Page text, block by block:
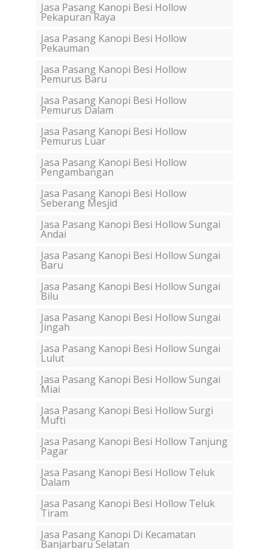
Jasa Pasang Kanopi Besi Hollow
Pekapuran Raya
Jasa Pasang Kanopi Besi Hollow
Pekauman
Jasa Pasang Kanopi Besi Hollow
Pemurus Baru
Jasa Pasang Kanopi Besi Hollow
Pemurus Dalam
Jasa Pasang Kanopi Besi Hollow
Pemurus Luar
Jasa Pasang Kanopi Besi Hollow
Pengambangan
Jasa Pasang Kanopi Besi Hollow
Seberang Mesjid
Jasa Pasang Kanopi Besi Hollow Sungai
Andai
Jasa Pasang Kanopi Besi Hollow Sungai
Baru
Jasa Pasang Kanopi Besi Hollow Sungai
Bilu
Jasa Pasang Kanopi Besi Hollow Sungai
Jingah
Jasa Pasang Kanopi Besi Hollow Sungai
Lulut
Jasa Pasang Kanopi Besi Hollow Sungai
Miai
Jasa Pasang Kanopi Besi Hollow Surgi
Mufti
Jasa Pasang Kanopi Besi Hollow Tanjung
Pagar
Jasa Pasang Kanopi Besi Hollow Teluk
Dalam
Jasa Pasang Kanopi Besi Hollow Teluk
Tiram
Jasa Pasang Kanopi Di Kecamatan
Banjarbaru Selatan